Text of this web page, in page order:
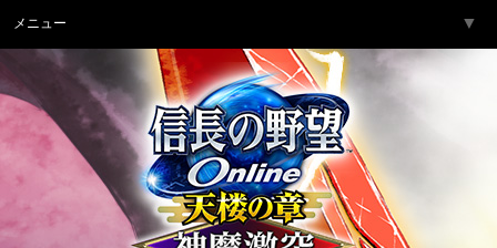
メニュー ▼
トップページ
ゲーム紹介
サービス